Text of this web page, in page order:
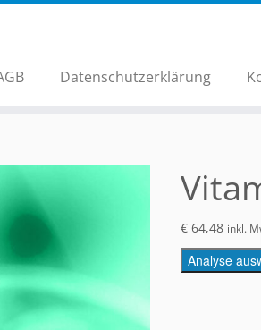
Datenschutzerklärung
€ 64,48 inkl.
Analyse